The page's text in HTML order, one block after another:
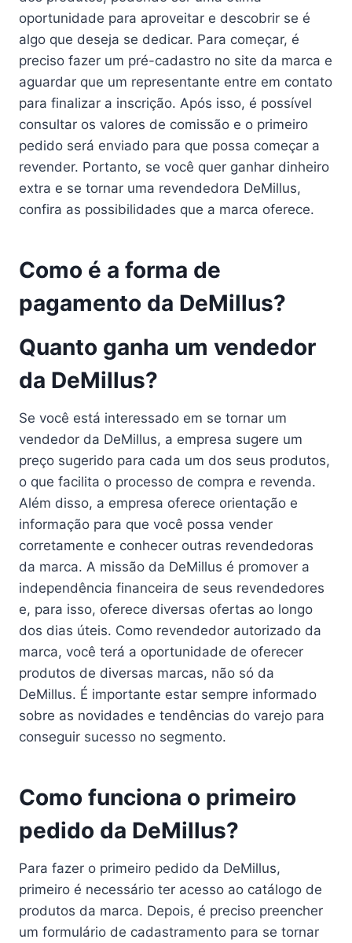
oportunidade para aproveitar e descobrir se é
algo que deseja se dedicar. Para começar, é
preciso fazer um pré-cadastro no site da marca e
aguardar que um representante entre em contato
para finalizar a inscrição. Após isso, é possível
consultar os valores de comissão e o primeiro
pedido será enviado para que possa começar a
revender. Portanto, se você quer ganhar dinheiro
extra e se tornar uma revendedora DeMillus,
confira as possibilidades que a marca oferece.
Como é a forma de
pagamento da DeMillus?
Quanto ganha um vendedor
da DeMillus?
Se você está interessado em se tornar um
vendedor da DeMillus, a empresa sugere um
preço sugerido para cada um dos seus produtos,
o que facilita o processo de compra e revenda.
Além disso, a empresa oferece orientação e
informação para que você possa vender
corretamente e conhecer outras revendedoras
da marca. A missão da DeMillus é promover a
independência financeira de seus revendedores
e, para isso, oferece diversas ofertas ao longo
dos dias úteis. Como revendedor autorizado da
marca, você terá a oportunidade de oferecer
produtos de diversas marcas, não só da
DeMillus. É importante estar sempre informado
sobre as novidades e tendências do varejo para
conseguir sucesso no segmento.
Como funciona o primeiro
pedido da DeMillus?
Para fazer o primeiro pedido da DeMillus,
primeiro é necessário ter acesso ao catálogo de
produtos da marca. Depois, é preciso preencher
um formulário de cadastramento para se tornar